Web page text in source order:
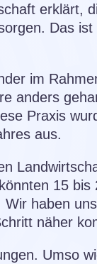
erklärt,
Das
im
anders
Praxis
aus.
15 bis
haben
näher
Umso